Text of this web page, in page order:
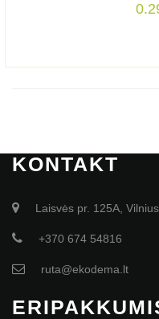
KONTAKT
Laisvės pr. 125A,
+370 674 54816
ruta@ekodema.lt